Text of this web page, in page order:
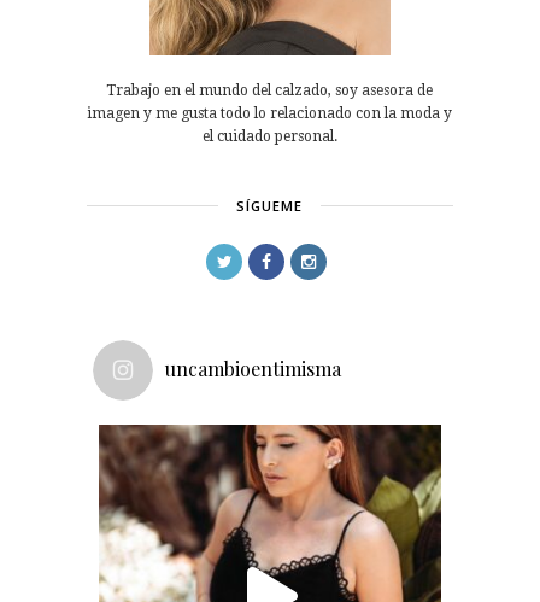
Trabajo en el mundo del calzado, soy asesora de
imagen y me gusta todo lo relacionado con la moda y
el cuidado personal.
SÍGUEME
uncambioentimisma